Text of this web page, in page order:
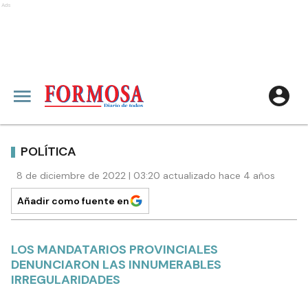
Ads
POLÍTICA
8 de diciembre de 2022 | 03:20 actualizado hace 4 años
Añadir como fuente en
LOS MANDATARIOS PROVINCIALES
DENUNCIARON LAS INNUMERABLES
IRREGULARIDADES